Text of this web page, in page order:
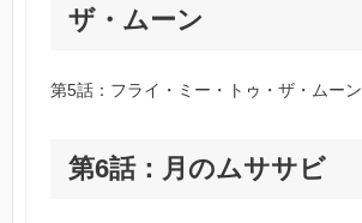
ザ・ムーン
第5話：フライ・ミー・トゥ・ザ・ムーン
第6話：月のムササビ